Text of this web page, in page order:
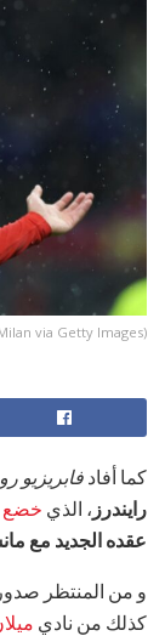
via Getty Images)
كما أفاد فابريزيو
رايندرز ، الذي خضع
عقده الجديد مع
و من المنتظر صدور
كذلك من نادي